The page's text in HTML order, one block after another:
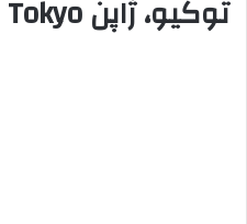
توکیو، ژاپن Tokyo